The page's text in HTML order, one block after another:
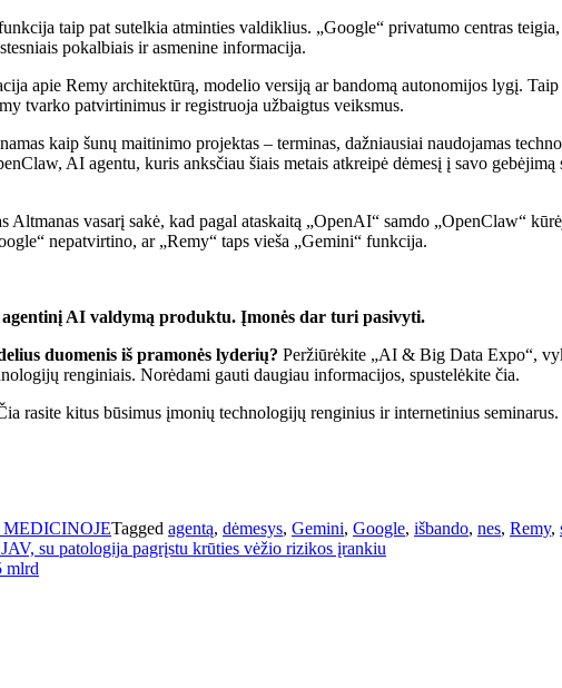
taip pat sutelkia atminties valdiklius. „Google“ privatumo centras
pokalbiais ir asmenine informacija.
apie Remy architektūrą, modelio versiją ar bandomą autonomijos lygį.
tvarko patvirtinimus ir registruoja užbaigtus veiksmus.
kaip šunų maitinimo projektas – terminas, dažniausiai naudojamas
AI agentu, kuris anksčiau šiais metais atkreipė dėmesį į savo
Altmanas vasarį sakė, kad pagal ataskaitą „OpenAI“ samdo „OpenClaw“
nepatvirtino, ar „Remy“ taps vieša „Gemini“ funkcija.
AI valdymą produktu. Įmonės dar turi pasivyti.
duomenis iš pramonės lyderių? Peržiūrėkite „AI & Big Data Expo“,
renginiais. Norėdami gauti daugiau informacijos, spustelėkite čia.
rasite kitus būsimus įmonių technologijų renginius ir internetinius seminarus.
Tagged agentą, dėmesys, Gemini, Google, išbando, nes, Remy,
su patologija pagrįstu krūties vėžio rizikos įrankiu
mlrd